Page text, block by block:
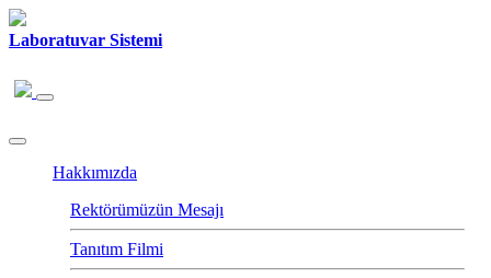
Laboratuvar Sistemi
Hakkımızda
Rektörümüzün Mesajı
Tanıtım Filmi